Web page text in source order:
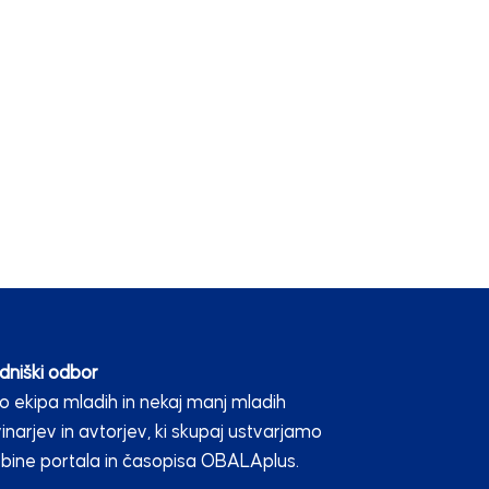
odbor
ekipa mladih in nekaj manj mladih
in avtorjev, ki skupaj ustvarjamo
portala in časopisa OBALAplus.